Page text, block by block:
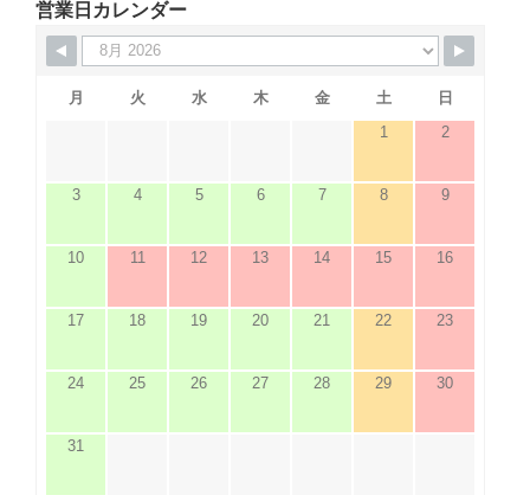
営業日カレンダー
月 火 水 木 金 土
日
1
2
3 4 5 6 7 8 9
10 11 12 13 14 15 16
17 18 19 20 21 22 23
24 25 26 27 28 29 30
31